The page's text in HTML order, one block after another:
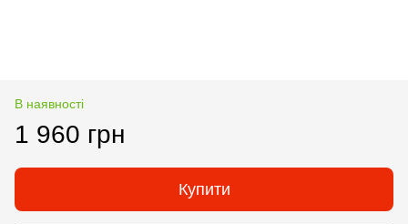
В наявності
1 960 грн
Купити